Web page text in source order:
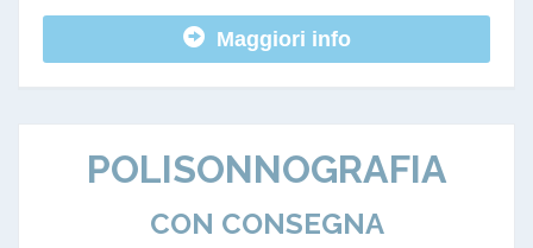
Maggiori info
POLISONNOGRAFIA
CON CONSEGNA